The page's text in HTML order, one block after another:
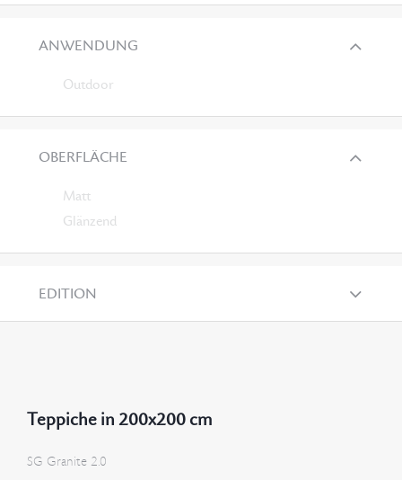
ANWENDUNG
Outdoor
OBERFLÄCHE
Matt
Glänzend
EDITION
Teppiche in 200x200 cm
SG Granite 2.0